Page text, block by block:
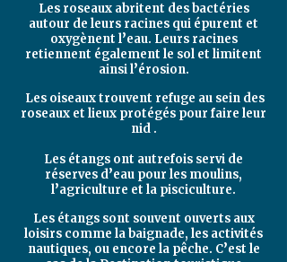
Les roseaux abritent des bactéries
autour de leurs racines qui épurent et
oxygènent l’eau. Leurs racines
retiennent également le sol et limitent
ainsi l’érosion.
Les oiseaux trouvent refuge au sein des
roseaux et lieux protégés pour faire leur
nid .
Les étangs ont autrefois servi de
réserves d’eau pour les moulins,
l’agriculture et la pisciculture.
Les étangs sont souvent ouverts aux
loisirs comme la baignade, les activités
nautiques, ou encore la pêche. C’est le